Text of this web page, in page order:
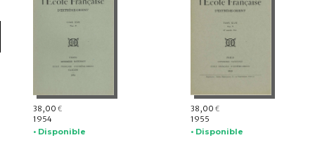
38,00 €
1954
• Disponible
38,00 €
1955
• Disponible